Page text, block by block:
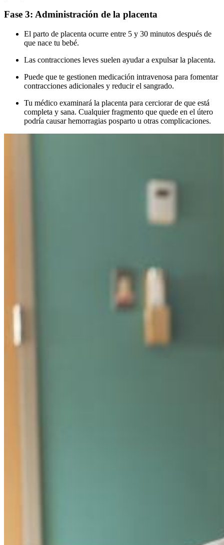
Fase 3: Administración de la placenta
El parto de placenta ocurre entre 5 y 30 minutos después de
que nace tu bebé.
Las contracciones leves suelen ayudar a expulsar la placenta.
Puede que te gestionen medicación intravenosa para fomentar
contracciones adicionales y reducir el sangrado.
Tu médico examinará la placenta para cerciorar de que está
completa y sana. Cualquier fragmento que quede en el útero
podría causar hemorragias posparto u otras complicaciones.